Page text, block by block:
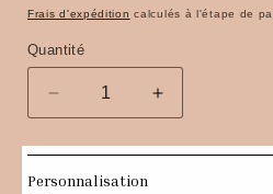
habituel
Frais d'expédition calculés à l'étape de
Quantité
Quantité
Réduire
la
quantité
Augmenter
la
quantité
Personnalisation